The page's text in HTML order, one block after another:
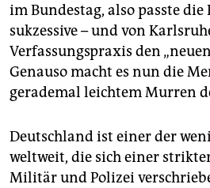
im Bundestag, also passte die
sukzessive – und von
Verfassungspraxis den
Genauso macht es nun die
gerademal leichtem Murren
Deutschland ist einer der
weltweit, die sich einer
Militär und Polizei